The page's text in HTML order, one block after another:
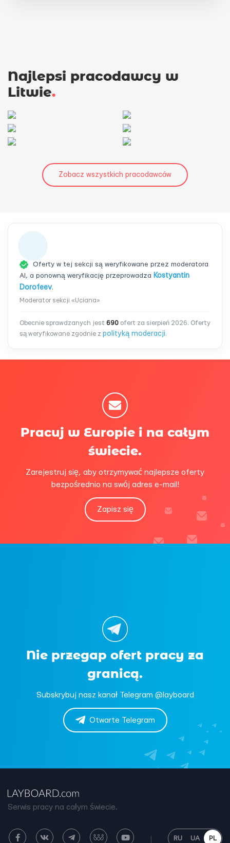
Najlepsi pracodawcy w
Litwie.
Zobacz wszystkich pracodawców
Oferty w tej sekcji są weryfikowane przez moderatora
AI, a ponowną weryfikację przeprowadza Kostyantin
Dorofeev.
Moderator sekcji «Uciana»
Obecnie sprawdzanych jest 690 ofert za sierpień 2026. Oferty
są weryfikowane zgodnie z polityką moderacji.
Pracuj w Europie i na całym
świecie.
Zarejestruj się, aby otrzymywać najlepsze oferty
bezpośrednio na swój adres e-mail!
Zapisz się
Nie przegap ofert pracy za
granicą.
Subskrybuj nasz kanał Telegram @layboard
Otwarte Telegram
Serwis pracy na całym świecie.
RU UA PL